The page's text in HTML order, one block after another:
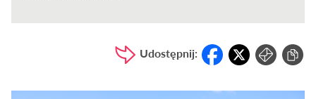
Udostępnij: